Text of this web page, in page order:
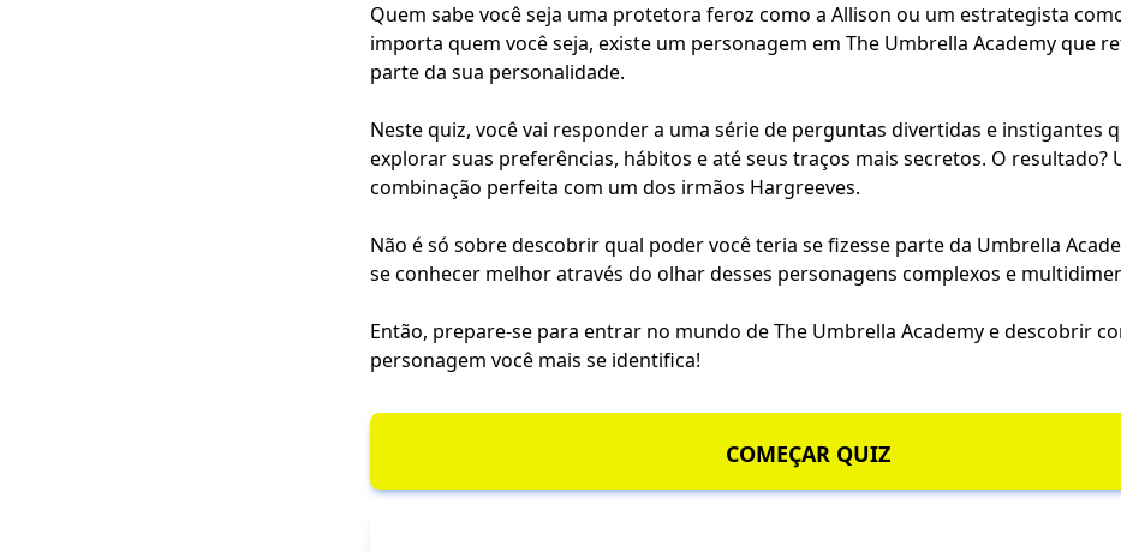
Quem sabe você seja uma protetora feroz como a Allison ou um estrategista
importa quem você seja, existe um personagem em The Umbrella Academy que
parte da sua personalidade.
Neste quiz, você vai responder a uma série de perguntas divertidas e instigantes
explorar suas preferências, hábitos e até seus traços mais secretos. O resultado?
combinação perfeita com um dos irmãos Hargreeves.
Não é só sobre descobrir qual poder você teria se fizesse parte da Umbrella
se conhecer melhor através do olhar desses personagens complexos e
Então, prepare-se para entrar no mundo de The Umbrella Academy e descobrir
personagem você mais se identifica!
COMEÇAR QUIZ